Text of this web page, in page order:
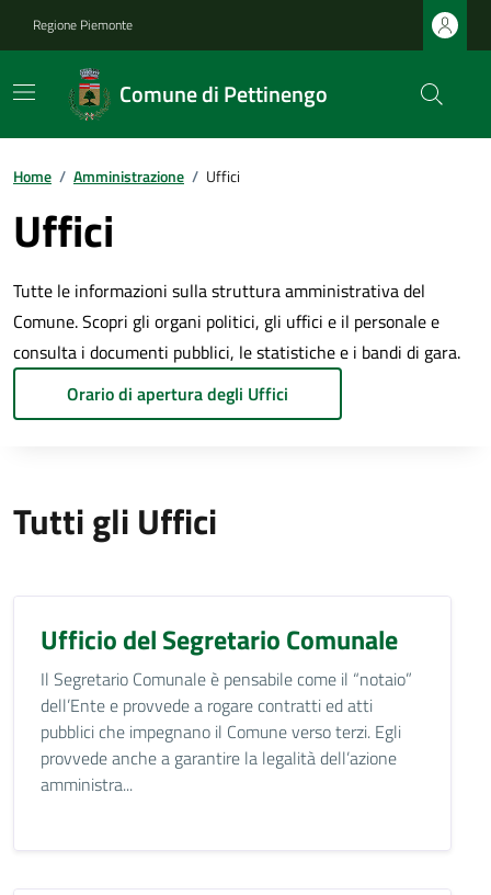
Regione Piemonte
Comune di Pettinengo
Home / Amministrazione / Uffici
Uffici
Tutte le informazioni sulla struttura amministrativa del
Comune. Scopri gli organi politici, gli uffici e il personale e
consulta i documenti pubblici, le statistiche e i bandi di gara.
Orario di apertura degli Uffici
Tutti gli Uffici
Ufficio del Segretario Comunale
Il Segretario Comunale è pensabile come il “notaio”
dell’Ente e provvede a rogare contratti ed atti
pubblici che impegnano il Comune verso terzi. Egli
provvede anche a garantire la legalità dell’azione
amministra...